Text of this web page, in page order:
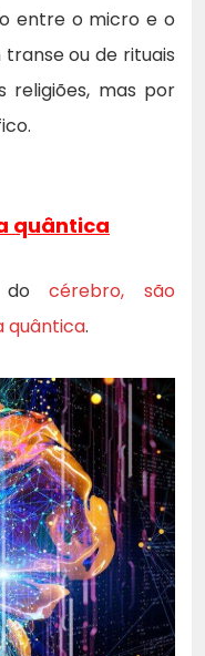
entre o micro e o
ou de rituais
religiões, mas por
quântica
docérebro, são
quântica.